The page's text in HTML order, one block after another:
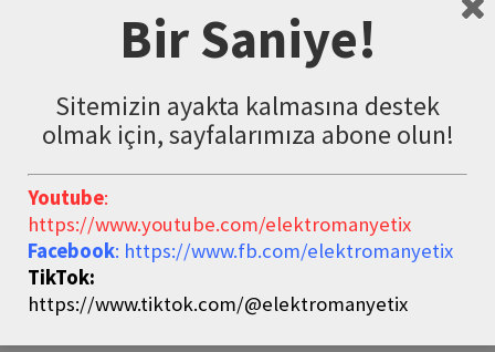
5
Bir Saniye!
Sitemizin ayakta kalmasına destek
olmak için, sayfalarımıza abone olun!
Youtube:
https://www.youtube.com/elektromanyetix
Facebook: https://www.fb.com/elektromanyetix
TikTok:
https://www.tiktok.com/@elektromanyetix